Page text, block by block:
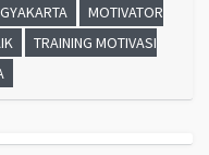
MOTIVATOR
TRAINING MOTIVASI